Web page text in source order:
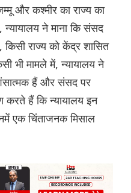
और कश्मीर का राज्य का
न्यायालय ने माना कि संसद
राज्य को केंद्र शासित
भी मामले में, न्यायालय ने
हैं और संसद पर
करते हैं कि न्यायालय इन
एक चिंताजनक मिसाल